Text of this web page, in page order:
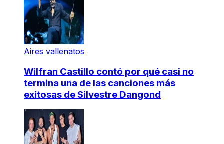
Aires vallenatos
Wilfran Castillo contó por qué casi no
termina una de las canciones más
exitosas de Silvestre Dangond